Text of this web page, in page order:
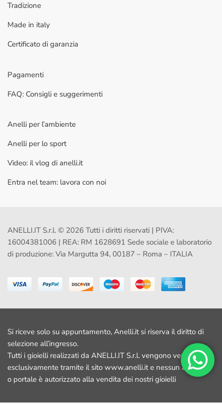
Tradizione
Made in italy
Certificato di garanzia
Pagamenti
FAQ: Consigli e suggerimenti
Anelli per l’ambiente
Anelli per lo sport
Video: il vlog di anelli.it
Entra nel team: lavora con noi
ANELLI.IT S.r.l. © 2026 Tutti i diritti riservati | PIVA:
16004381006 | REA: RM 1628691 Sede sociale e laboratorio
di produzione: Via Margutta 94, 00187 – Roma – ITALIA
Si riceve solo su appuntamento, Anelli.it si riserva il diritto di
selezione all’ingresso.
Tutti i gioielli realizzati da ANELLI.IT S.r.l. vengono venduti
esclusivamente tramite il sito www.anelli.it e nessun altro sito
o portale è autorizzato alla vendita dei nostri gioielli